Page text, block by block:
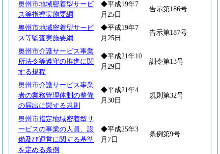
奥州市地域密着型サービ
ス等指導実施要綱
◆平成19年7
月25日
告示第186号
奥州市地域密着型サービ
ス等監査実施要綱
◆平成19年7
月25日
告示第187号
奥州市介護サービス事業
所法令等遵守の推進に関
する規程
◆平成21年10
月29日
訓令第13号
奥州市介護サービス事業
者の業務管理体制の整備
の届出に関する規則
◆平成21年4
月30日
規則第32号
奥州市指定地域密着型サ
ービスの事業の人員、設
備及び運営に関する基準
を定める条例
◆平成25年3
月7日
条例第9号